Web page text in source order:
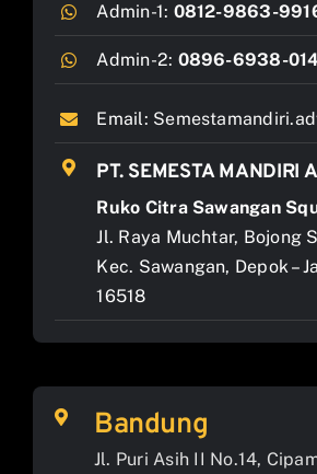
Admin-1: 0812-9863-
Admin-2: 0896-6938-
Email:
PT. SEMESTA MANDIRI
Ruko Citra Sawangan
Jl. Raya Muchtar, Bojong
Kec. Sawangan, Depok –
16518
Bandung
Jl. Puri Asih II No.14,